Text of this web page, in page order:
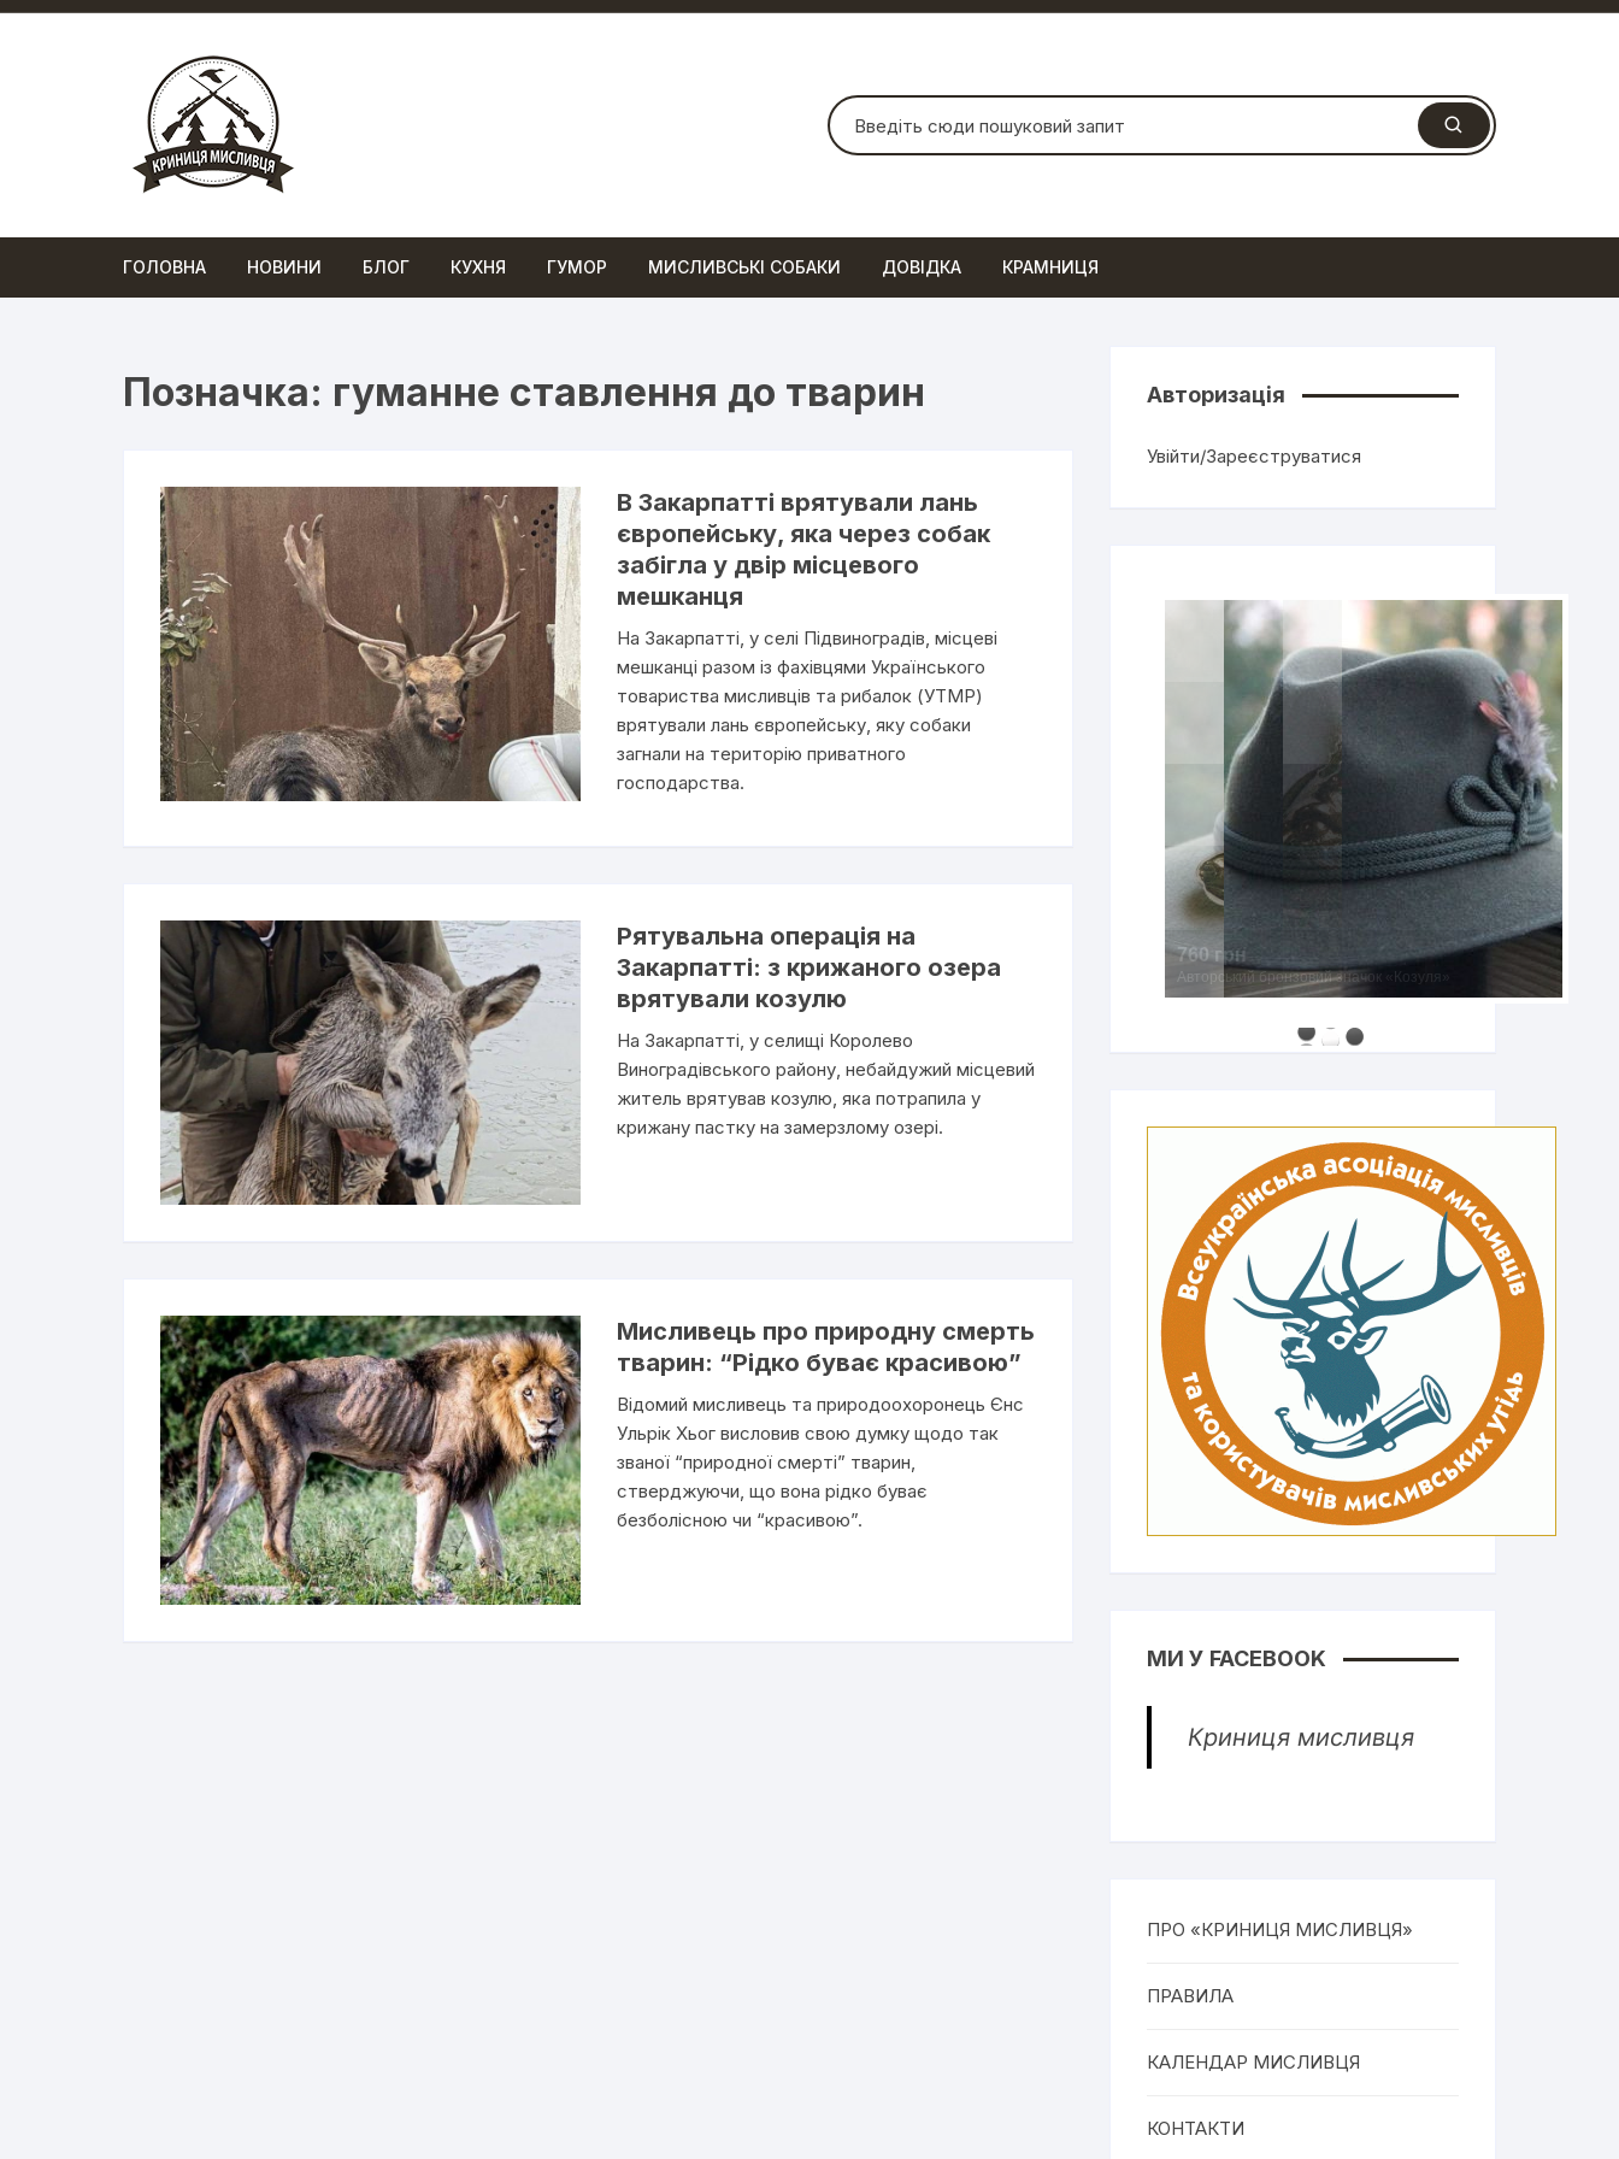
Перейти
Шукати:
ГОЛОВНА НОВИНИ БЛОГ КУХНЯ ГУМОР МИСЛИВСЬКІ СОБАКИ ДОВІДКА КРАМНИЦЯ
Позначка: гуманне ставлення до тварин
В Закарпатті врятували лань
європейську, яка через собак
забігла у двір місцевого
мешканця
На Закарпатті, у селі Підвиноградів, місцеві
мешканці разом із фахівцями Українського
товариства мисливців та рибалок (УТМР)
врятували лань європейську, яку собаки
загнали на територію приватного
господарства.
Рятувальна операція на
Закарпатті: з крижаного озера
врятували козулю
На Закарпатті, у селищі Королево
Виноградівського району, небайдужий місцевий
житель врятував козулю, яка потрапила у
крижану пастку на замерзлому озері.
Мисливець про природну смерть
тварин: “Рідко буває красивою”
Відомий мисливець та природоохоронець Єнс
Ульрік Хьог висловив свою думку щодо так
званої “природної смерті” тварин,
стверджуючи, що вона рідко буває
безболісною чи “красивою”.
Авторизація
Увійти/Зареєструватися
760 грн
Авторський бронзовий значок «Козуля»
МИ У FACEBOOK
Криниця мисливця
ПРО «КРИНИЦЯ МИСЛИВЦЯ»
ПРАВИЛА
КАЛЕНДАР МИСЛИВЦЯ
КОНТАКТИ